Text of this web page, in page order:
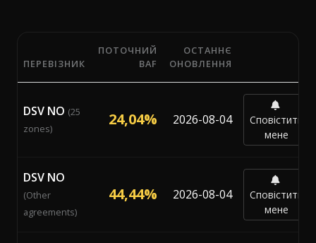
Поточні відсотки паливної надбавки (BAF) від 11
ПЕРЕВІЗНИК
ПОТОЧНИЙ
BAF
ОСТАННЄ
ОНОВЛЕННЯ
DSV NO (25
zones)
24,04% 2026-08-04
Сповістити
мене
DSV NO
(Other
agreements)
44,44% 2026-08-04
Сповістити
мене